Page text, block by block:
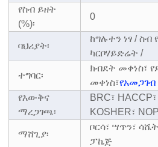
የስብ ይዘት
(%)፡
0
ባህሪያት፡
ከግሉተን ነፃ /
ካርቦሃይድሬት /
ተግባር፡
ክብደት መቀነስ፣
መቀነስ፣የአመጋገብ
የእውቅና
ማረጋገጫ፡
BRC፣
KOSHER፣
ማሸጊያ፡
ቦርሳ፣ ሣጥን፣
ፓኬጅ